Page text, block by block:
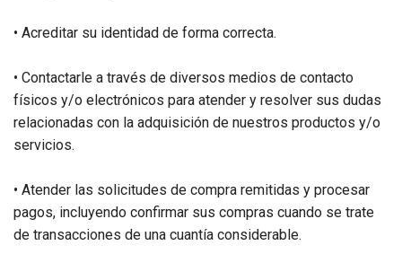
• Acreditar su identidad de forma correcta.
• Contactarle a través de diversos medios de contacto
físicos y/o electrónicos para atender y resolver sus dudas
relacionadas con la adquisición de nuestros productos y/o
servicios.
• Atender las solicitudes de compra remitidas y procesar
pagos, incluyendo confirmar sus compras cuando se trate
de transacciones de una cuantía considerable.